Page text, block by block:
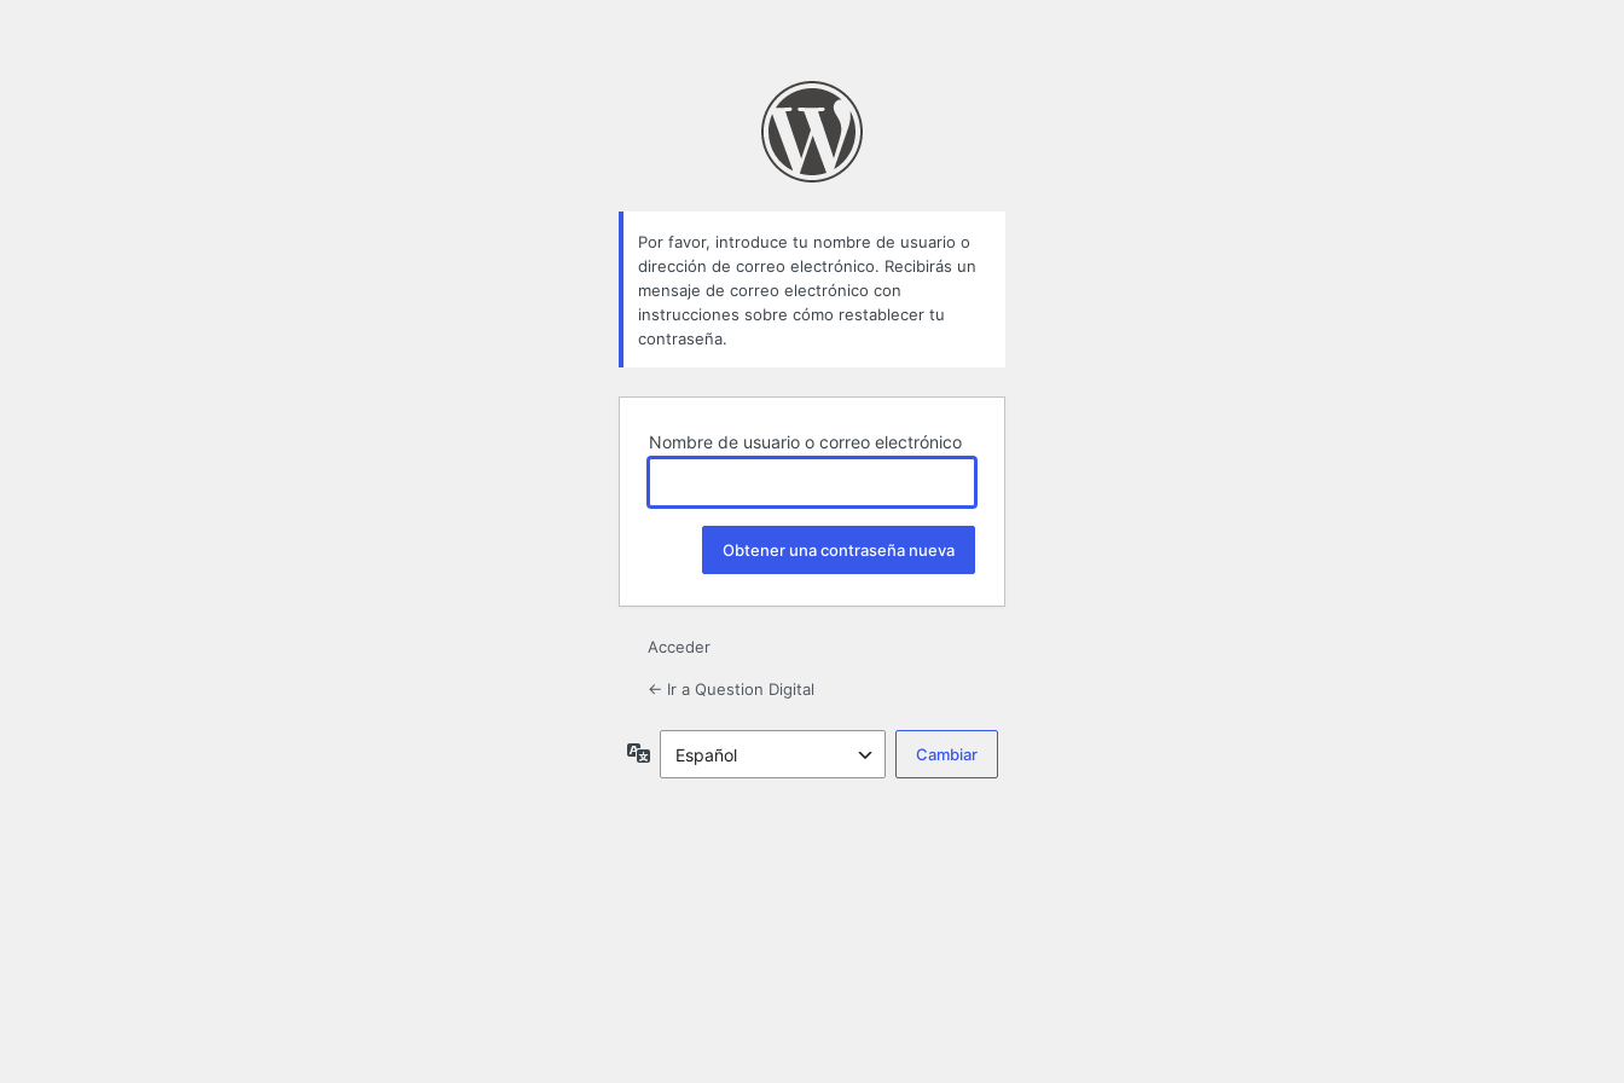
Por favor, introduce tu nombre de usuario o
dirección de correo electrónico. Recibirás un
mensaje de correo electrónico con
instrucciones sobre cómo restablecer tu
contraseña.
Nombre de usuario o correo electrónico
Acceder
← Ir a Question Digital
Idioma